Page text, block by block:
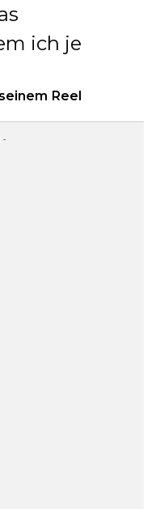
ich je
Reel
-